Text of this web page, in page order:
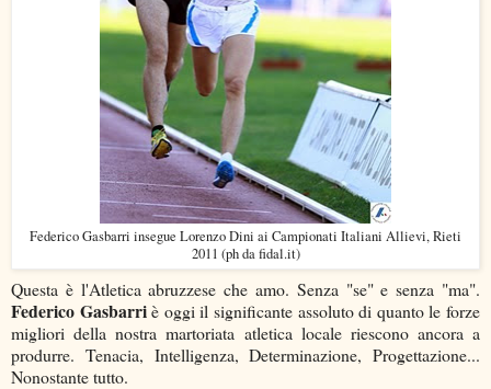
Federico Gasbarri insegue Lorenzo Dini ai Campionati Italiani Allievi, Rieti
2011 (ph da fidal.it)
Questa è l'Atletica abruzzese che amo. Senza "se" e senza "ma".
Federico Gasbarriè oggi il significante assoluto di quanto le forze
migliori della nostra martoriata atletica locale riescono ancora a
produrre. Tenacia, Intelligenza, Determinazione, Progettazione...
Nonostante tutto.